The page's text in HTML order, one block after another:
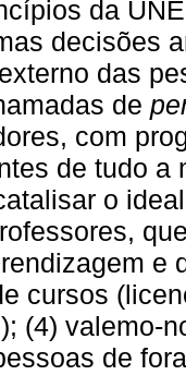
da
decisões
das
de
com
de tudo a
o
e
cursos
(4) valemo-
de